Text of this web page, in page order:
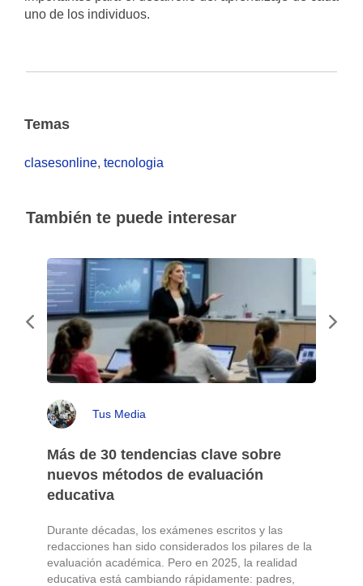
uno de los individuos.
Temas
clasesonline, tecnologia
También te puede interesar
Tus Media
Más de 30 tendencias clave sobre
nuevos métodos de evaluación
educativa
Durante décadas, los exámenes escritos y las
redacciones han sido considerados los pilares de la
evaluación académica. Pero en 2025, la realidad
educativa está cambiando rápidamente: padres,